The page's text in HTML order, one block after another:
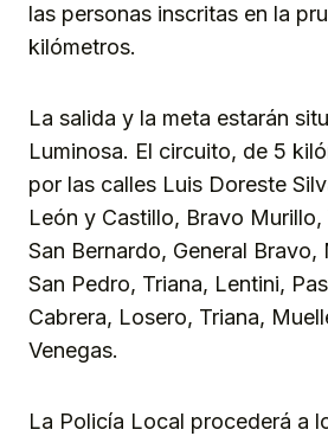
las personas inscritas en la
kilómetros.
La salida y la meta estarán
Luminosa. El circuito, de 5
por las calles Luis Doreste
León y Castillo, Bravo Murillo,
San Bernardo, General Bravo,
San Pedro, Triana, Lentini,
Cabrera, Losero, Triana,
Venegas.
La Policía Local procederá a